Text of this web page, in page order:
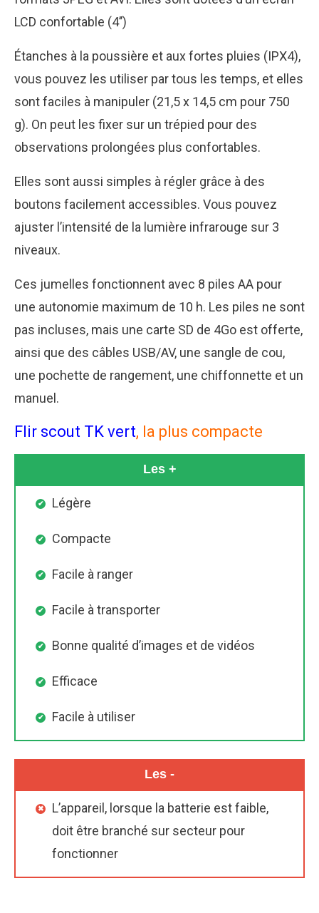
LCD confortable (4’’)
Étanches à la poussière et aux fortes pluies (IPX4),
vous pouvez les utiliser par tous les temps, et elles
sont faciles à manipuler (21,5 x 14,5 cm pour 750
g). On peut les fixer sur un trépied pour des
observations prolongées plus confortables.
Elles sont aussi simples à régler grâce à des
boutons facilement accessibles. Vous pouvez
ajuster l’intensité de la lumière infrarouge sur 3
niveaux.
Ces jumelles fonctionnent avec 8 piles AA pour
une autonomie maximum de 10 h. Les piles ne sont
pas incluses, mais une carte SD de 4Go est offerte,
ainsi que des câbles USB/AV, une sangle de cou,
une pochette de rangement, une chiffonnette et un
manuel.
Flir scout TK vert, la plus compacte
Les +
Légère
Compacte
Facile à ranger
Facile à transporter
Bonne qualité d’images et de vidéos
Efficace
Facile à utiliser
Les -
L’appareil, lorsque la batterie est faible,
doit être branché sur secteur pour
fonctionner